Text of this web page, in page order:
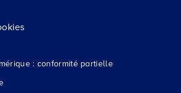
: conformité partielle